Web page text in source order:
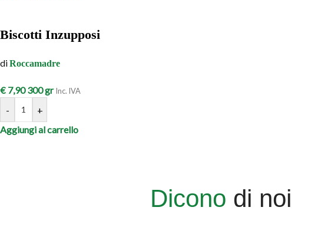
Biscotti Inzupposi
diRoccamadre
€ 7,90 300 gr Inc. IVA
-
+
Aggiungi al carrello
Dicono di noi